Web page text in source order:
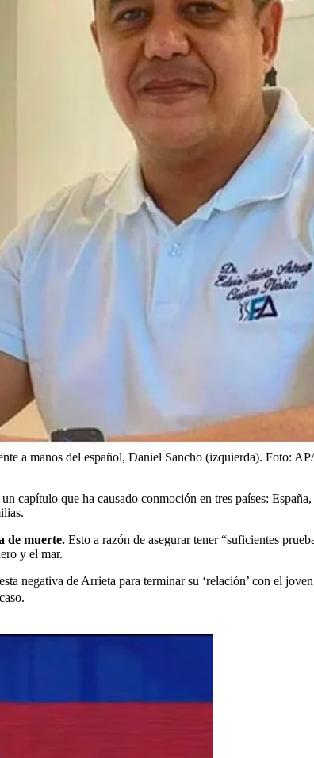
a manos del español, Daniel Sancho (izquierda). Foto:
capítulo que ha causado conmoción en tres países:
de muerte. Esto a razón de asegurar tener “suficientes
y el mar.
negativa de Arrieta para terminar su ‘relación’ con el